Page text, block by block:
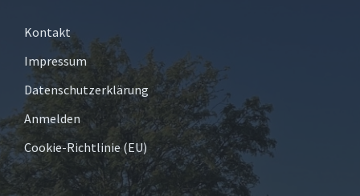
Kontakt
Impressum
Datenschutzerklärung
Anmelden
Cookie-Richtlinie (EU)